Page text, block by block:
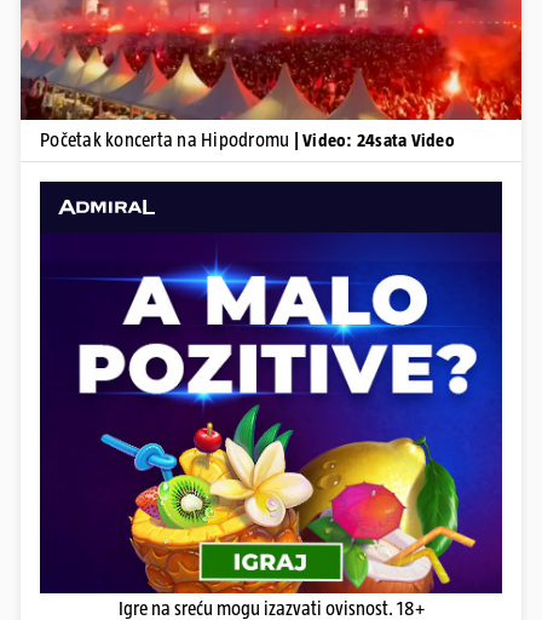
Početak koncerta na Hipodromu | Video: 24sata Video
Igre na sreću mogu izazvati ovisnost. 18+